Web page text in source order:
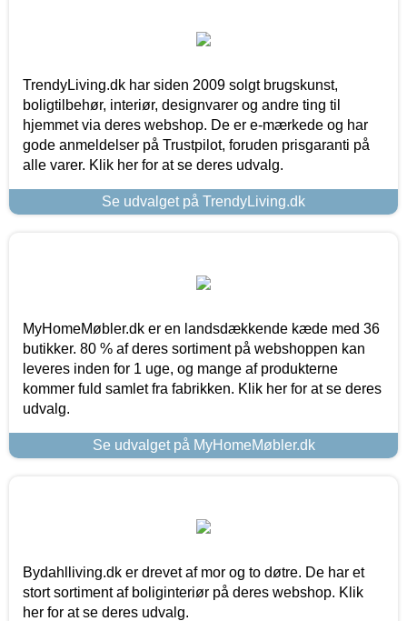
TrendyLiving.dk har siden 2009 solgt brugskunst,
boligtilbehør, interiør, designvarer og andre ting til
hjemmet via deres webshop. De er e-mærkede og har
gode anmeldelser på Trustpilot, foruden prisgaranti på
alle varer. Klik her for at se deres udvalg.
Se udvalget på TrendyLiving.dk
MyHomeMøbler.dk er en landsdækkende kæde med 36
butikker. 80 % af deres sortiment på webshoppen kan
leveres inden for 1 uge, og mange af produkterne
kommer fuld samlet fra fabrikken. Klik her for at se deres
udvalg.
Se udvalget på MyHomeMøbler.dk
Bydahlliving.dk er drevet af mor og to døtre. De har et
stort sortiment af boliginteriør på deres webshop. Klik
her for at se deres udvalg.